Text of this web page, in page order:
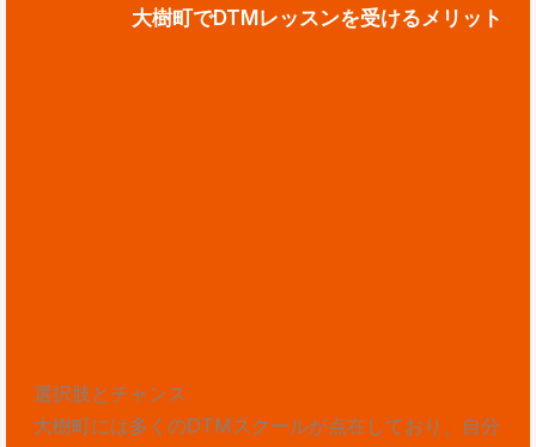
大樹町でDTMレッスンを受けるメリット
選択肢とチャンス
大樹町には多くのDTMスクールが点在しており、自分